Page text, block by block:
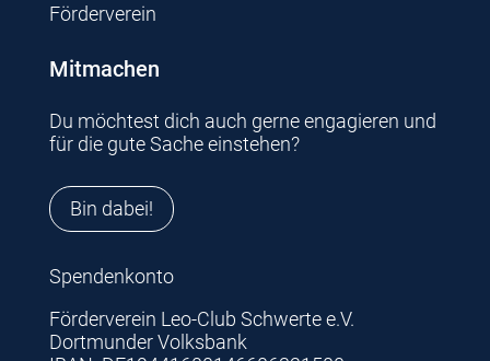
Förderverein
Mitmachen
Du möchtest dich auch gerne engagieren und
für die gute Sache einstehen?
Bin dabei!
Spendenkonto
Förderverein Leo-Club Schwerte e.V.
Dortmunder Volksbank